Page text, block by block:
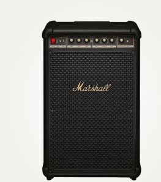
INSPIRATION
MARKEN
NEUHEITEN
ANGEBOTE
Store Finden